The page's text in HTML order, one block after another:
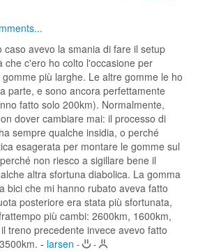
caso avevo la smania di fare il setup
che c'ero ho colto l'occasione per
più larghe. Le altre gomme le ho
parte, e sono ancora perfettamente
fatto solo 200km). Normalmente,
dover cambiare mai: il processo di
sempre qualche insidia, o perché
esagerata per montare le gomme sul
non riesco a sigillare bene il
altra sfortuna diabolica. La gomma
bici che mi hanno rubato aveva fatto
posteriore era stata più sfortunata,
più cambi: 2600km, 1600km,
treno precedente invece avevo fatto
- larsen - -